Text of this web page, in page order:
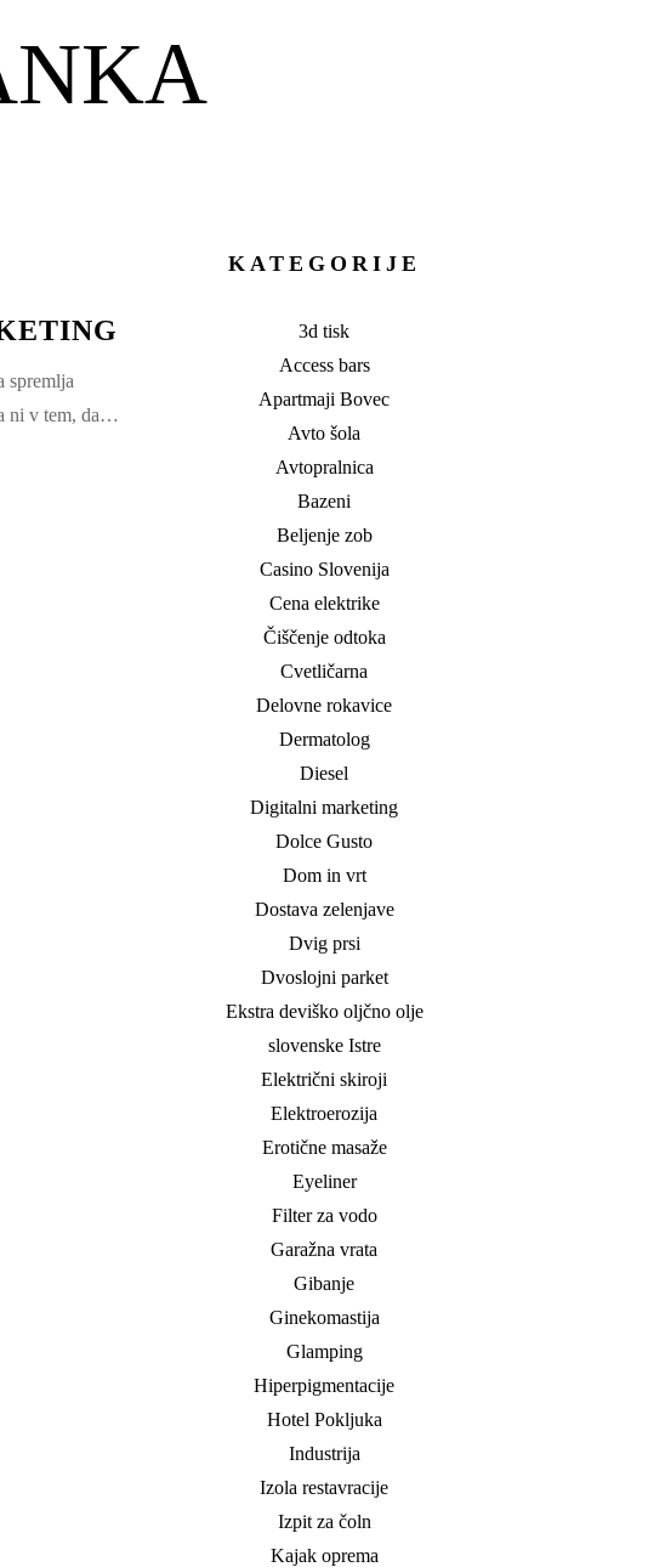
spremlja
ni v tem, da…
KATEGORIJE
3d tisk
Access bars
Apartmaji Bovec
Avto šola
Avtopralnica
Bazeni
Beljenje zob
Casino Slovenija
Cena elektrike
Čiščenje odtoka
Cvetličarna
Delovne rokavice
Dermatolog
Diesel
Digitalni marketing
Dolce Gusto
Dom in vrt
Dostava zelenjave
Dvig prsi
Dvoslojni parket
Ekstra deviško oljčno olje
slovenske Istre
Električni skiroji
Elektroerozija
Erotične masaže
Eyeliner
Filter za vodo
Garažna vrata
Gibanje
Ginekomastija
Glamping
Hiperpigmentacije
Hotel Pokljuka
Industrija
Izola restavracije
Izpit za čoln
Kajak oprema